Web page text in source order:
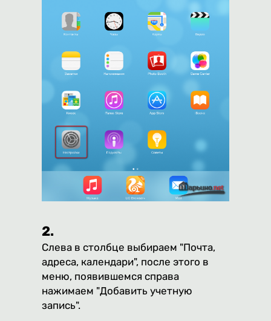
2.
Слева в столбце выбираем "Почта,
адреса, календари", после этого в
меню, появившемся справа
нажимаем "Добавить учетную
запись".